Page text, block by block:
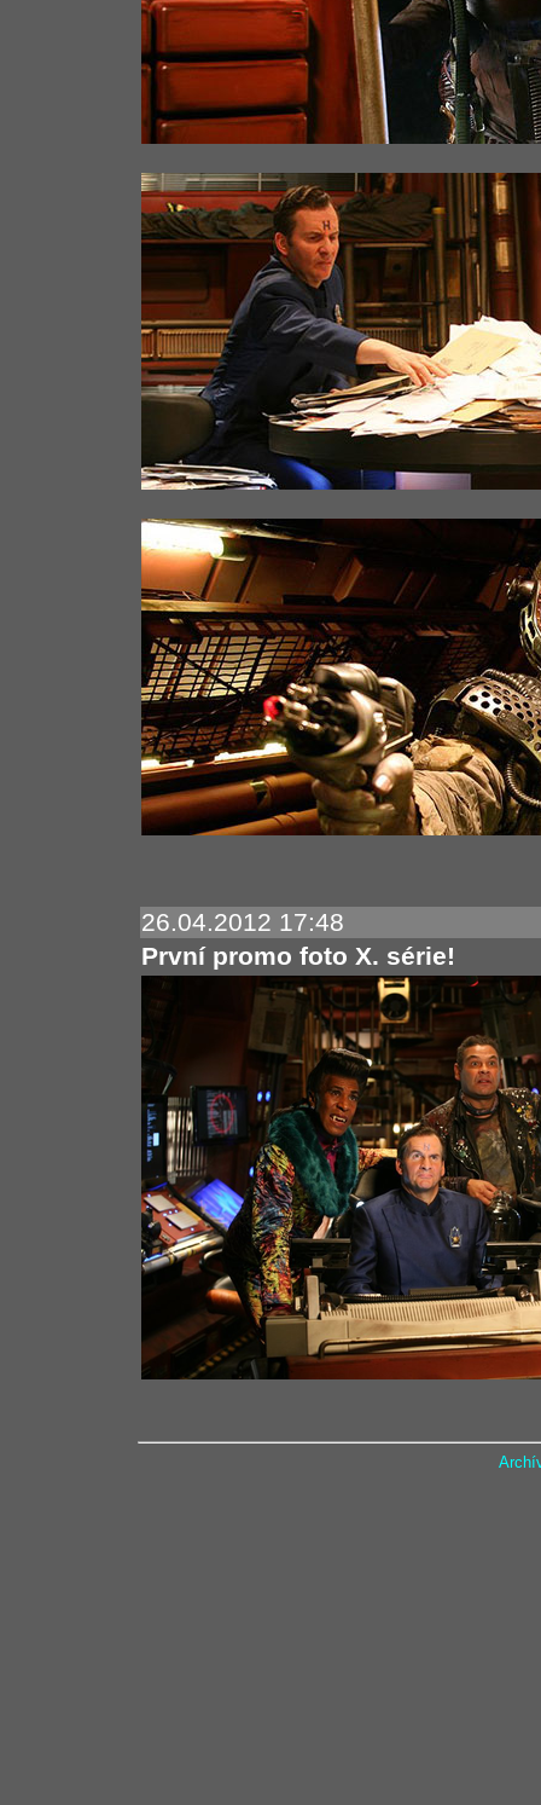
26.04.2012 17:48
První promo foto X. série!